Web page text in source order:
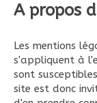
A propos
Les mentions
s'appliquent à
sont
site est donc